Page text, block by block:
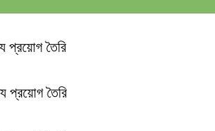
প্রয়োগ তৈরি
প্রয়োগ তৈরি